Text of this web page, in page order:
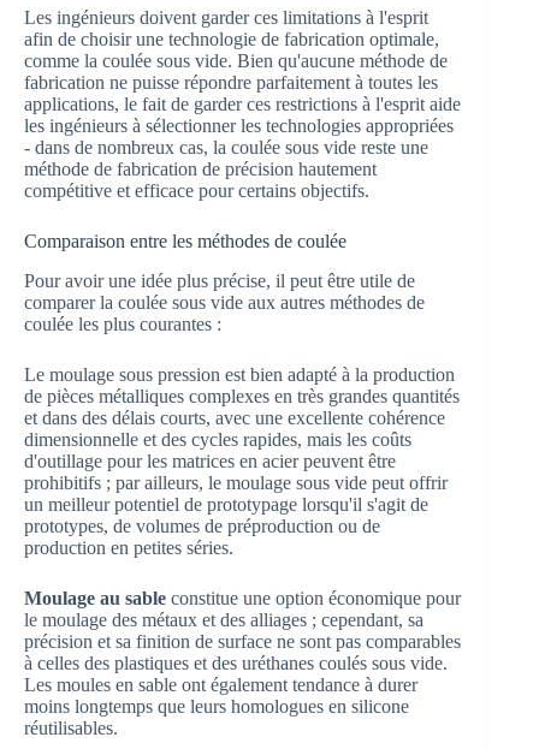
Les ingénieurs doivent garder ces limitations à l'esprit
afin de choisir une technologie de fabrication optimale,
comme la coulée sous vide. Bien qu'aucune méthode de
fabrication ne puisse répondre parfaitement à toutes les
applications, le fait de garder ces restrictions à l'esprit aide
les ingénieurs à sélectionner les technologies appropriées
- dans de nombreux cas, la coulée sous vide reste une
méthode de fabrication de précision hautement
compétitive et efficace pour certains objectifs.
Comparaison entre les méthodes de coulée
Pour avoir une idée plus précise, il peut être utile de
comparer la coulée sous vide aux autres méthodes de
coulée les plus courantes :
Le moulage sous pression est bien adapté à la production
de pièces métalliques complexes en très grandes quantités
et dans des délais courts, avec une excellente cohérence
dimensionnelle et des cycles rapides, mais les coûts
d'outillage pour les matrices en acier peuvent être
prohibitifs ; par ailleurs, le moulage sous vide peut offrir
un meilleur potentiel de prototypage lorsqu'il s'agit de
prototypes, de volumes de préproduction ou de
production en petites séries.
Moulage au sable constitue une option économique pour
le moulage des métaux et des alliages ; cependant, sa
précision et sa finition de surface ne sont pas comparables
à celles des plastiques et des uréthanes coulés sous vide.
Les moules en sable ont également tendance à durer
moins longtemps que leurs homologues en silicone
réutilisables.